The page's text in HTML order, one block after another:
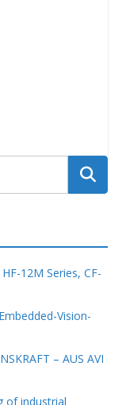
12M Series, CF-
Vision-
– AUS AVI
of industrial